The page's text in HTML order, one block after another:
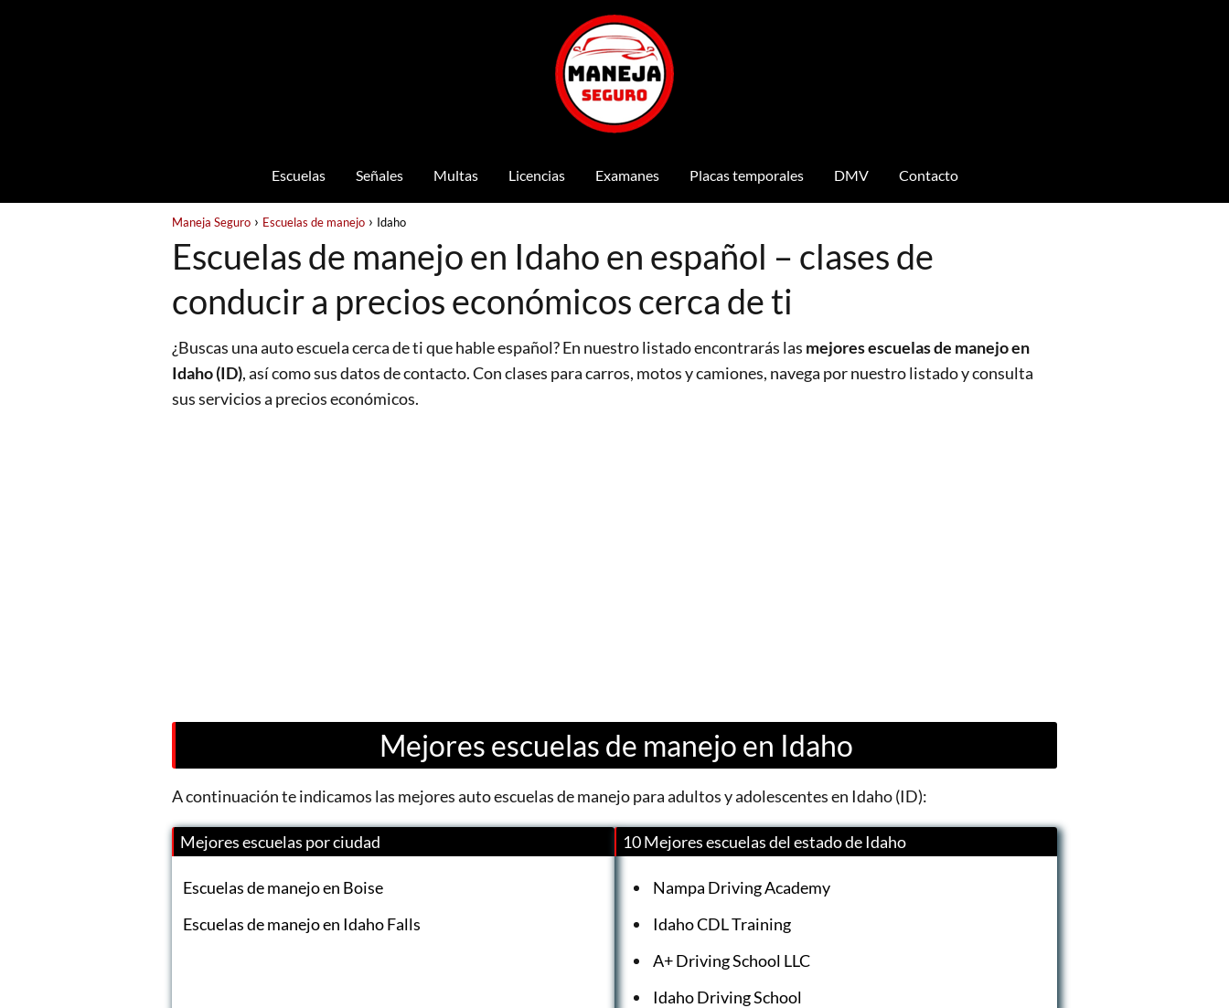
Escuelas Señales Multas Licencias Examanes Placas temporales DMV Contacto
Maneja Seguro Escuelas de manejo Idaho
Escuelas de manejo en Idaho en español – clases de
conducir a precios económicos cerca de ti
¿Buscas una auto escuela cerca de ti que hable español? En nuestro listado encontrarás las mejores escuelas de manejo en
Idaho (ID), así como sus datos de contacto. Con clases para carros, motos y camiones, navega por nuestro listado y consulta
sus servicios a precios económicos.
Mejores escuelas de manejo en Idaho
A continuación te indicamos las mejores auto escuelas de manejo para adultos y adolescentes en Idaho (ID):
Mejores escuelas por ciudad
Escuelas de manejo en Boise
Escuelas de manejo en Idaho Falls
10 Mejores escuelas del estado de Idaho
Nampa Driving Academy
Idaho CDL Training
A+ Driving School LLC
Idaho Driving School